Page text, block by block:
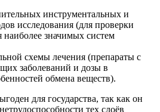
инструментальных и
исследования (для проверки
значимых систем
схемы лечения (препараты с
заболеваний и дозы в
обмена веществ).
для государства, так как он
тех слоёв